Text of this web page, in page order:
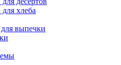
хлеба
выпечки